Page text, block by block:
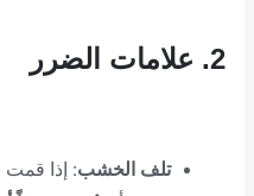
2. علامات الضرر
تلف الخشب: إذا